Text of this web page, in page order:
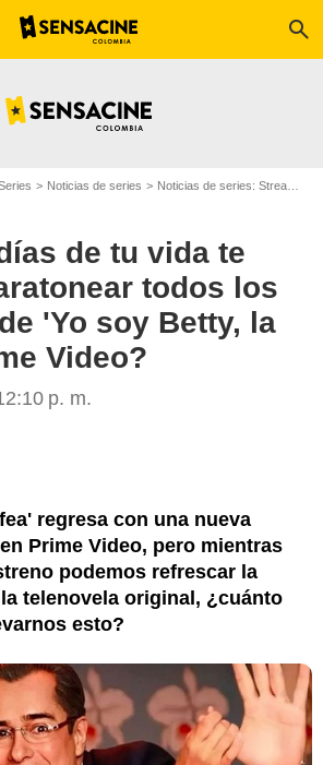
search
Noticias de series Noticias de series: Streaming
de tu vida te
todos los
'Yo soy Betty, la
Video?
p. m.
regresa con una nueva
Prime Video, pero mientras
podemos refrescar la
telenovela original, ¿cuánto
esto?
SensaCine